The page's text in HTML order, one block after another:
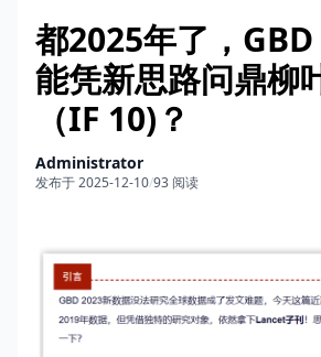
都2025年了，
能凭新思路问鼎柳
（IF 10)？
Administrator
发布于 2025-12-10/93 阅读